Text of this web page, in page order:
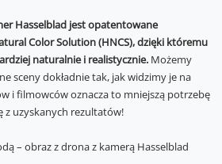
Hasselblad jest opatentowane
Color Solution (HNCS), dzięki któremu
naturalnie i realistycznie. Możemy
sceny dokładnie tak, jak widzimy je na
i filmowców oznacza to mniejszą potrzebę
z uzyskanych rezultatów!